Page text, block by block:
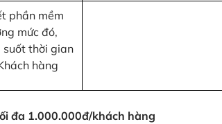
phần mềm
mức đó,
suốt thời gian
hàng
đa 1.000.000đ/khách hàng